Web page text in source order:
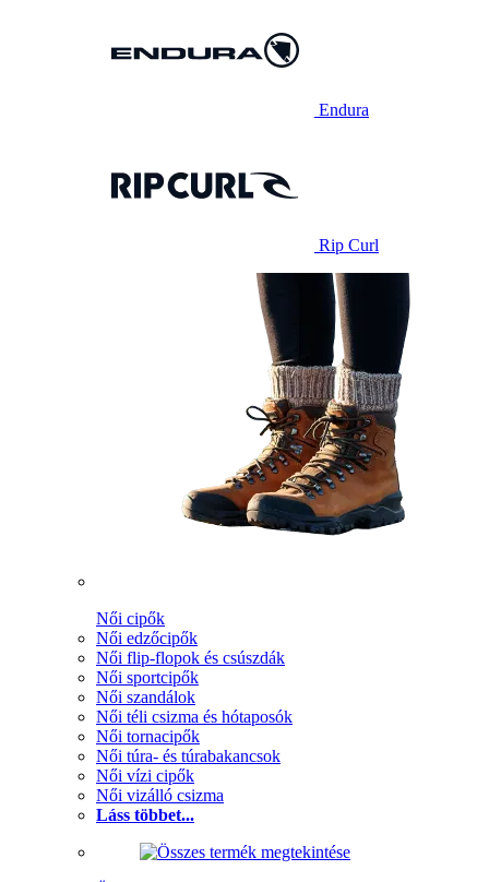
Endura
Rip Curl
Női cipők
Női edzőcipők
Női flip-flopok és csúszdák
Női sportcipők
Női szandálok
Női téli csizma és hótaposók
Női tornacipők
Női túra- és túrabakancsok
Női vízi cipők
Női vizálló csizma
Láss többet...